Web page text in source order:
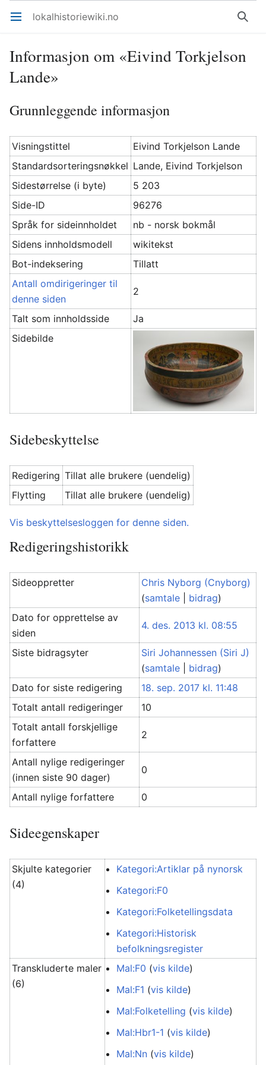
Åpne hovedmenyen lokalhistoriewiki.no Søk
Informasjon om «Eivind Torkjelson
Lande»
Grunnleggende informasjon
Visningstittel
Eivind Torkjelson Lande
Standardsorteringsnøkkel Lande, Eivind Torkjelson
Sidestørrelse (i byte)
5 203
Side-ID
96276
Språk for sideinnholdet
nb - norsk bokmål
Sidens innholdsmodell
wikitekst
Bot-indeksering
Tillatt
Antall omdirigeringer til
denne siden
2
Talt som innholdsside
Ja
Sidebilde
Sidebeskyttelse
Redigering Tillat alle brukere (uendelig)
Flytting
Tillat alle brukere (uendelig)
Vis beskyttelsesloggen for denne siden.
Redigeringshistorikk
Sideoppretter
Chris Nyborg (Cnyborg)
(samtale bidrag)
Dato for opprettelse av
siden
4. des. 2013 kl. 08:55
Siste bidragsyter
Siri Johannessen (Siri J)
(samtale bidrag)
Dato for siste redigering
18. sep. 2017 kl. 11:48
Totalt antall redigeringer
10
Totalt antall forskjellige
forfattere
2
Antall nylige redigeringer
(innen siste 90 dager)
0
Antall nylige forfattere 0
Sideegenskaper
Skjulte kategorier
(4)
Kategori:Artiklar på nynorsk
Kategori:F0
Kategori:Folketellingsdata
Kategori:Historisk
befolkningsregister
Transkluderte maler
(6)
Mal:F0 (vis kilde)
Mal:F1 (vis kilde)
Mal:Folketelling (vis kilde)
Mal:Hbr1-1 (vis kilde)
Mal:Nn (vis kilde)